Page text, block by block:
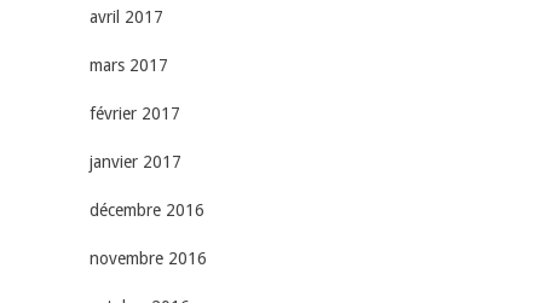
avril 2017
mars 2017
février 2017
janvier 2017
décembre 2016
novembre 2016